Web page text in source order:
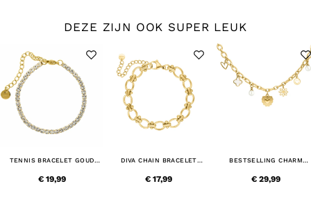
DEZE ZIJN OOK SUPER LEUK
TENNIS BRACELET GOUD
€ 19,99
DIVA CHAIN BRACELET
€ 17,99
BESTSELLING CHARM
€ 29,99